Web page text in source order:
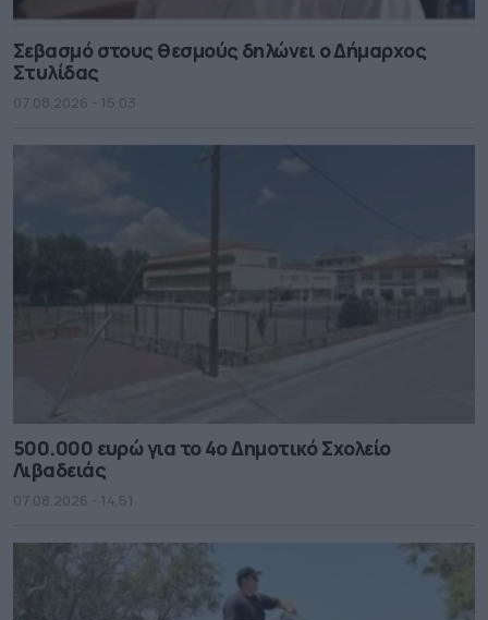
Σεβασμό στους θεσμούς δηλώνει ο Δήμαρχος
Στυλίδας
07.08.2026 - 15.03
500.000 ευρώ για το 4ο Δημοτικό Σχολείο
Λιβαδειάς
07.08.2026 - 14.51